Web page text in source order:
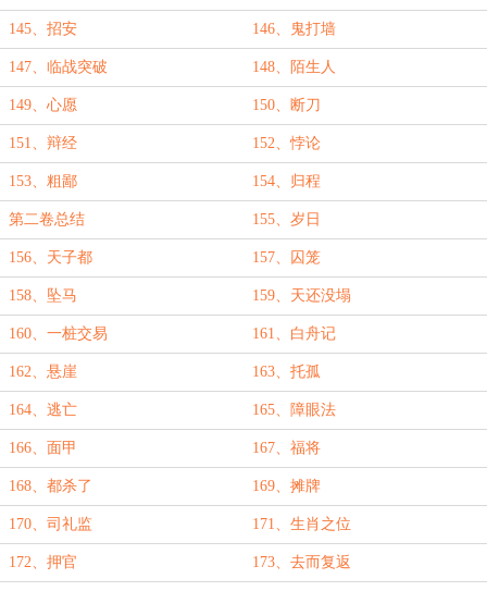
145、招安 146、鬼打墙
147、临战突破 148、陌生人
149、心愿 150、断刀
151、辩经 152、悖论
153、粗鄙 154、归程
第二卷总结 155、岁日
156、天子都 157、囚笼
158、坠马 159、天还没塌
160、一桩交易 161、白舟记
162、悬崖 163、托孤
164、逃亡 165、障眼法
166、面甲 167、福将
168、都杀了 169、摊牌
170、司礼监 171、生肖之位
172、押官 173、去而复返